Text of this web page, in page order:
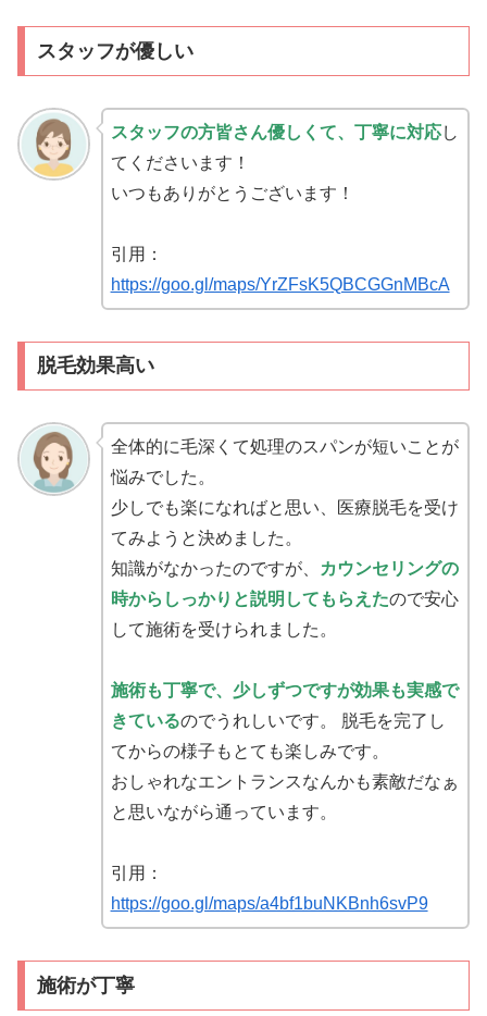
スタッフが優しい
スタッフの方皆さん優しくて、丁寧に対応し
てくださいます！
いつもありがとうございます！
引用：
https://goo.gl/maps/YrZFsK5QBCGGnMBcA
脱毛効果高い
全体的に毛深くて処理のスパンが短いことが
悩みでした。
少しでも楽になればと思い、医療脱毛を受け
てみようと決めました。
知識がなかったのですが、
カウンセリングの
時からしっかりと説明してもらえたので安心
して施術を受けられました。
施術も丁寧で、少しずつですが効果も実感で
きているのでうれしいです。 脱毛を完了し
てからの様子もとても楽しみです。
おしゃれなエントランスなんかも素敵だなぁ
と思いながら通っています。
引用：
https://goo.gl/maps/a4bf1buNKBnh6svP9
施術が丁寧